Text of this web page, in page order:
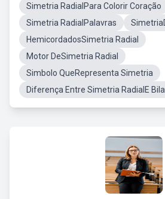
Simetria RadialPara Colorir Coração
Simetria RadialPalavras
HemicordadosSimetria Radial
Motor DeSimetria Radial
Simbolo QueRepresenta Simetria
Diferença Entre Simetria RadialE